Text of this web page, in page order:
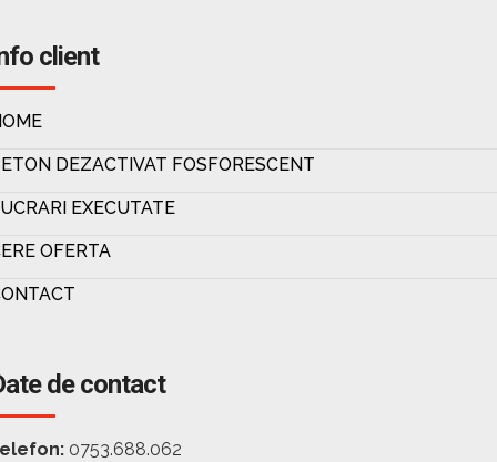
client
DEZACTIVAT FOSFORESCENT
EXECUTATE
OFERTA
de contact
0753.688.062